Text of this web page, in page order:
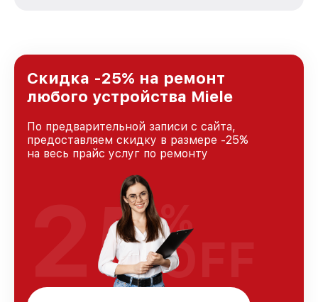
Нижнем Новгороде, постоянно повышая
уровень доверия и лояльности наших
клиентов.
Скидка -25% на ремонт
любого устройства Miele
По предварительной записи с сайта,
предоставляем скидку в размере -25%
на весь прайс услуг по ремонту
25%
OFF